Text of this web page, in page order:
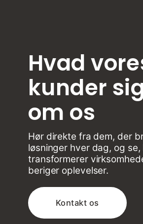
Hvad
kunder
om os
Hør direkte fra dem, der
løsninger hver dag, og
transformerer
beriger oplevelser.
Kontakt os